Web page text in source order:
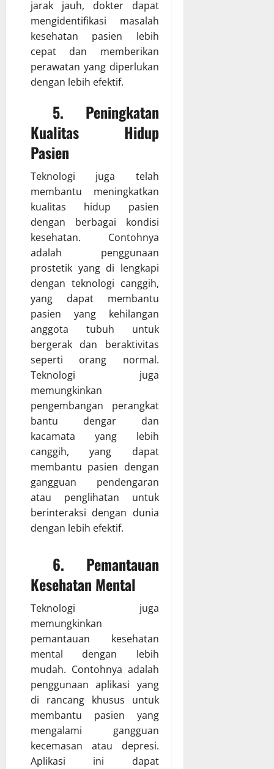
jarak jauh, dokter dapat
mengidentifikasi masalah
kesehatan pasien lebih
cepat dan memberikan
perawatan yang diperlukan
dengan lebih efektif.
5. Peningkatan
Kualitas Hidup
Pasien
Teknologi juga telah
membantu meningkatkan
kualitas hidup pasien
dengan berbagai kondisi
kesehatan. Contohnya
adalah penggunaan
prostetik yang di lengkapi
dengan teknologi canggih,
yang dapat membantu
pasien yang kehilangan
anggota tubuh untuk
bergerak dan beraktivitas
seperti orang normal.
Teknologi juga
memungkinkan
pengembangan perangkat
bantu dengar dan
kacamata yang lebih
canggih, yang dapat
membantu pasien dengan
gangguan pendengaran
atau penglihatan untuk
berinteraksi dengan dunia
dengan lebih efektif.
6. Pemantauan
Kesehatan Mental
Teknologi juga
memungkinkan
pemantauan kesehatan
mental dengan lebih
mudah. Contohnya adalah
penggunaan aplikasi yang
di rancang khusus untuk
membantu pasien yang
mengalami gangguan
kecemasan atau depresi.
Aplikasi ini dapat